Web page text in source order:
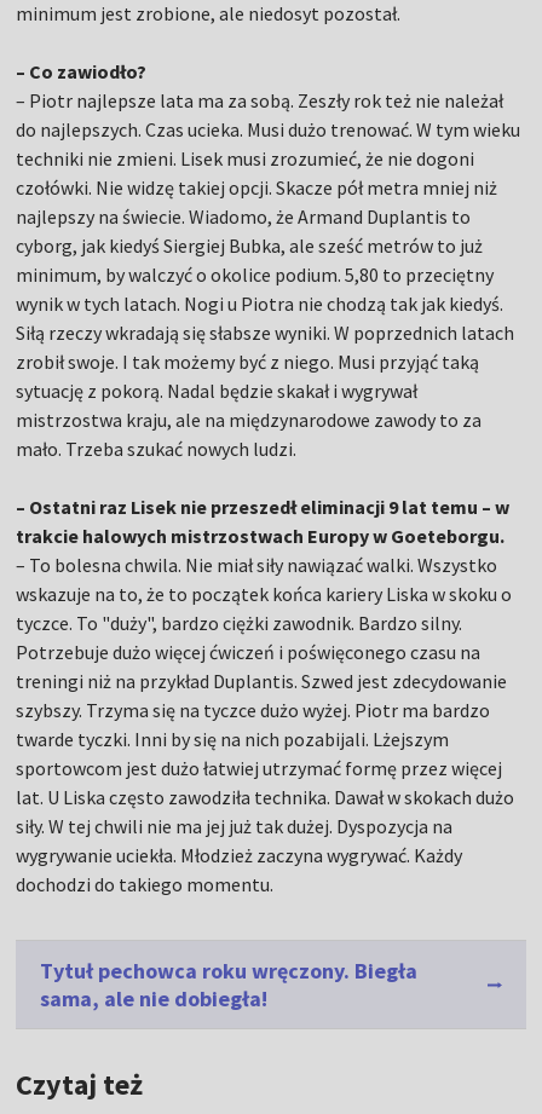
minimum jest zrobione, ale niedosyt pozostał.
– Co zawiodło?
– Piotr najlepsze lata ma za sobą. Zeszły rok też nie należał
do najlepszych. Czas ucieka. Musi dużo trenować. W tym wieku
techniki nie zmieni. Lisek musi zrozumieć, że nie dogoni
czołówki. Nie widzę takiej opcji. Skacze pół metra mniej niż
najlepszy na świecie. Wiadomo, że Armand Duplantis to
cyborg, jak kiedyś Siergiej Bubka, ale sześć metrów to już
minimum, by walczyć o okolice podium. 5,80 to przeciętny
wynik w tych latach. Nogi u Piotra nie chodzą tak jak kiedyś.
Siłą rzeczy wkradają się słabsze wyniki. W poprzednich latach
zrobił swoje. I tak możemy być z niego. Musi przyjąć taką
sytuację z pokorą. Nadal będzie skakał i wygrywał
mistrzostwa kraju, ale na międzynarodowe zawody to za
mało. Trzeba szukać nowych ludzi.
– Ostatni raz Lisek nie przeszedł eliminacji 9 lat temu – w
trakcie halowych mistrzostwach Europy w Goeteborgu.
– To bolesna chwila. Nie miał siły nawiązać walki. Wszystko
wskazuje na to, że to początek końca kariery Liska w skoku o
tyczce. To "duży", bardzo ciężki zawodnik. Bardzo silny.
Potrzebuje dużo więcej ćwiczeń i poświęconego czasu na
treningi niż na przykład Duplantis. Szwed jest zdecydowanie
szybszy. Trzyma się na tyczce dużo wyżej. Piotr ma bardzo
twarde tyczki. Inni by się na nich pozabijali. Lżejszym
sportowcom jest dużo łatwiej utrzymać formę przez więcej
lat. U Liska często zawodziła technika. Dawał w skokach dużo
siły. W tej chwili nie ma jej już tak dużej. Dyspozycja na
wygrywanie uciekła. Młodzież zaczyna wygrywać. Każdy
dochodzi do takiego momentu.
Tytuł pechowca roku wręczony. Biegła
sama, ale nie dobiegła!
Czytaj też